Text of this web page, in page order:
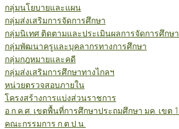
กลุ่มนโยบายและแผน
กลุ่มส่งเสริมการจัดการศึกษา
กลุ่มนิเทศ ติดตามและประเมินผลการจัดการศึกษา
กลุ่มพัฒนาครูและบุคลากรทางการศึกษา
กลุ่มกฎหมายและคดี
กลุ่มส่งเสริมการศึกษาทางไกลฯ
หน่วยตรวจสอบภายใน
โครงสร้างการแบ่งส่วนราชการ
อ.ก.ค.ศ. เขตพื้นที่การศึกษาประถมศึกษา มค. เขต 1
คณะกรรมการ ก.ต.ป.น.